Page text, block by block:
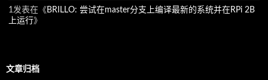
1发表在《 BRILLO: 尝试在master分支上编译最新的系统并在RPi 2B
上运行》
文章归档